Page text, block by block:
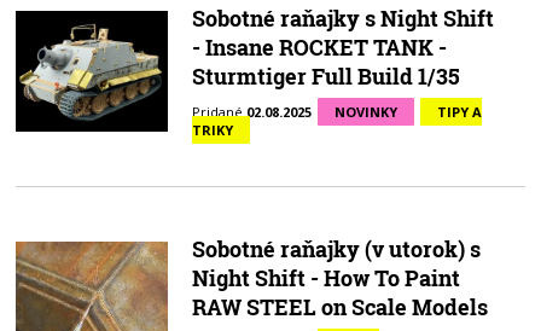
Sobotné raňajky s Night Shift
- Insane ROCKET TANK -
Sturmtiger Full Build 1/35
Pridané 02.08.2025 NOVINKY
TIPY A
TRIKY
Sobotné raňajky (v utorok) s
Night Shift - How To Paint
RAW STEEL on Scale Models